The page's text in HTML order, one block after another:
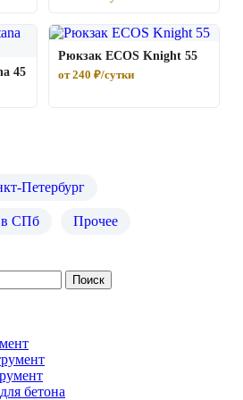
45
Рюкзак ECOS Knight 55
от 240 ₽/сутки
Петербург
в СПб Прочее
бетона